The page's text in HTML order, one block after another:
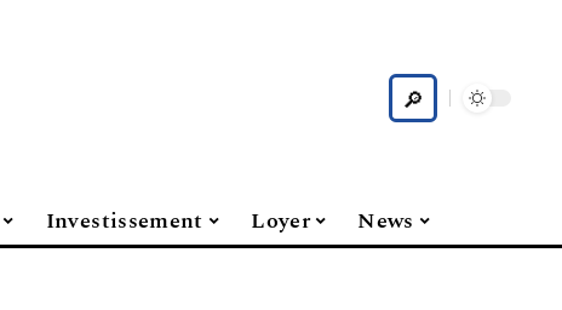
Investissement Loyer News